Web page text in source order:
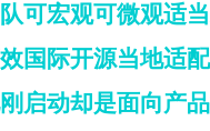
可宏观可微观适
国际开源当地适
启动却是面向产